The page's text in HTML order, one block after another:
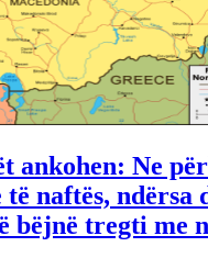
ankohen: Ne
naftës, ndërsa
bëjnë tregti me